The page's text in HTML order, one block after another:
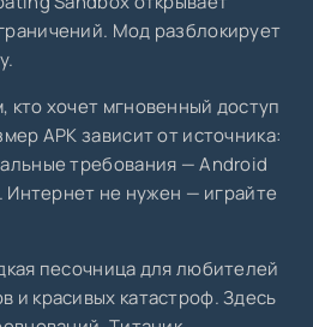
Мод разблокирует
кто хочет мгновенный доступ
APK зависит от источника:
требования — Android
Интернет не нужен — играйте
песочница для любителей
и красивых катастроф. Здесь